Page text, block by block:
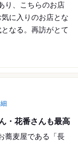
り、こちらのお店
に入りのお店とな
なる。再訪がとて
・花番さんも最高
蕎麦屋である「長